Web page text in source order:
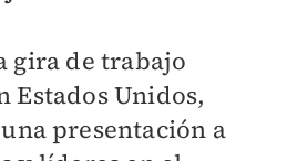
gira de trabajo
Estados Unidos,
presentación a